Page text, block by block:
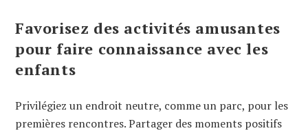
Favorisez des activités amusantes
pour faire connaissance avec les
enfants
Privilégiez un endroit neutre, comme un parc, pour les
premières rencontres. Partager des moments positifs